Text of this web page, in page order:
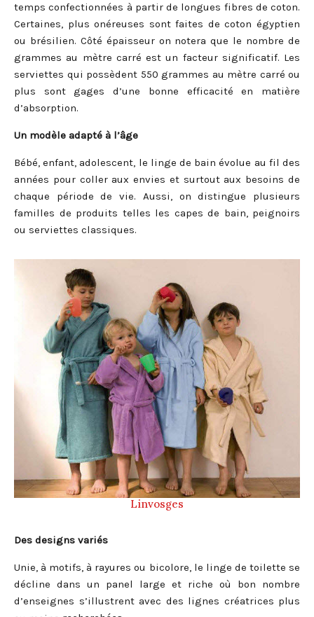
temps confectionnées à partir de longues fibres de coton.
Certaines, plus onéreuses sont faites de coton égyptien
ou brésilien. Côté épaisseur on notera que le nombre de
grammes au mètre carré est un facteur significatif. Les
serviettes qui possèdent 550 grammes au mètre carré ou
plus sont gages d’une bonne efficacité en matière
d’absorption.
Un modèle adapté à l’âge
Bébé, enfant, adolescent, le linge de bain évolue au fil des
années pour coller aux envies et surtout aux besoins de
chaque période de vie. Aussi, on distingue plusieurs
familles de produits telles les capes de bain, peignoirs
ou serviettes classiques.
Linvosges
Des designs variés
Unie, à motifs, à rayures ou bicolore, le linge de toilette se
décline dans un panel large et riche où bon nombre
d’enseignes s’illustrent avec des lignes créatrices plus